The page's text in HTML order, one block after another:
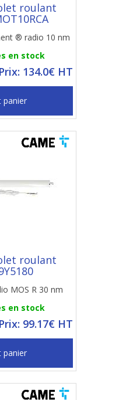
roulant
® radio 10 nm
en stock
Prix: 134.0€ HT
panier
roulant
MOS R 30 nm
en stock
Prix: 99.17€ HT
panier